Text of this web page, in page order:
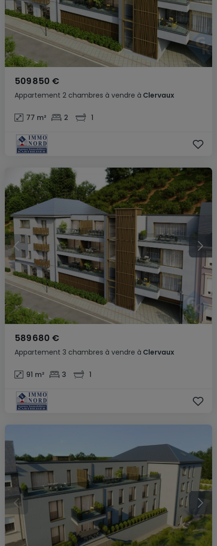
Appartement 2 chambres à vendre à Clervaux
509 850 €
77 m² 2 1
Appartement 3 chambres à vendre à Clervaux
589 680 €
91 m² 3 1